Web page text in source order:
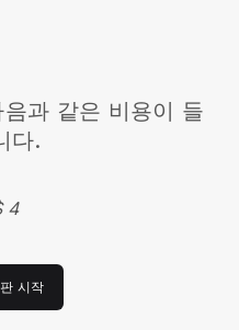
과 같은 비용이 들
다.
4
시작